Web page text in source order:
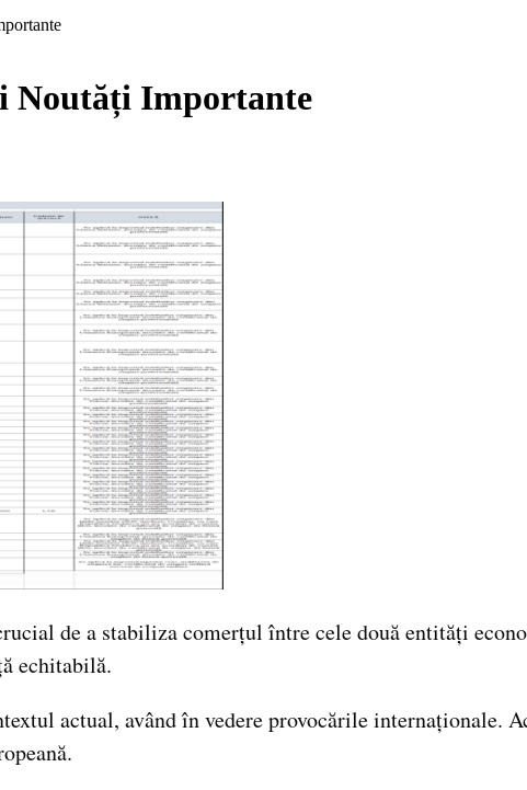
Noutăți Importante
de a stabiliza comerțul între cele două entități
echitabilă.
actual, având în vedere provocările internaționale.